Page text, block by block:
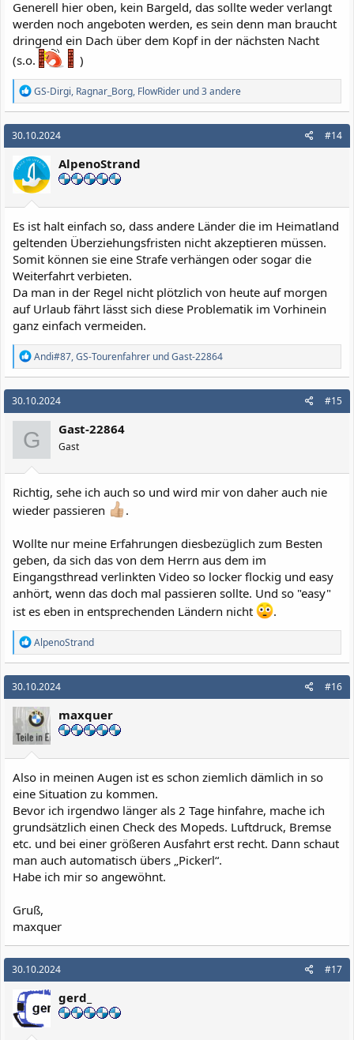
Generell hier oben, kein Bargeld, das sollte weder verlangt
werden noch angeboten werden, es sein denn man braucht
dringend ein Dach über dem Kopf in der nächsten Nacht
(s.o.
)
R
e
a
k
t
o
n
e
n
GS-Dirgi, Ragnar_Borg, FlowRider und 3 andere
30.10.2024 #14
AlpenoStrand
Es ist halt einfach so, dass andere Länder die im Heimatland
geltenden Überziehungsfristen nicht akzeptieren müssen.
Somit können sie eine Strafe verhängen oder sogar die
Weiterfahrt verbieten.
Da man in der Regel nicht plötzlich von heute auf morgen
auf Urlaub fährt lässt sich diese Problematik im Vorhinein
ganz einfach vermeiden.
R
e
a
k
t
i
o
n
e
n
Andi#87,GS-Tourenfahrer undGast-22864
30.10.2024 #15
G Gast-22864
Gast
Richtig, sehe ich auch so und wird mir von daher auch nie
wieder passieren
.
Wollte nur meine Erfahrungen diesbezüglich zum Besten
geben, da sich das von dem Herrn aus dem im
Eingangsthread verlinkten Video so locker flockig und easy
anhört, wenn das doch mal passieren sollte. Und so "easy"
ist es eben in entsprechenden Ländern nicht
.
R
e
a
k
t
i
o
n
e
n
AlpenoStrand
30.10.2024 #16
maxquer
Also in meinen Augen ist es schon ziemlich dämlich in so
eine Situation zu kommen.
Bevor ich irgendwo länger als 2 Tage hinfahre, mache ich
grundsätzlich einen Check des Mopeds. Luftdruck, Bremse
etc. und bei einer größeren Ausfahrt erst recht. Dann schaut
man auch automatisch übers „Pickerl“.
Habe ich mir so angewöhnt.
Gruß,
maxquer
30.10.2024 #17
gerd_